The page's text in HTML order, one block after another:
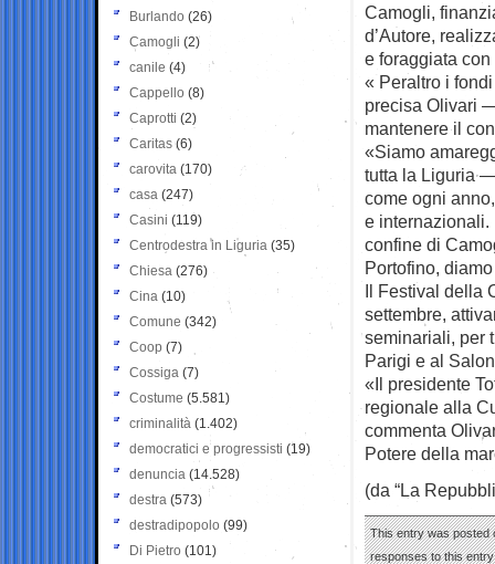
Camogli,
d’Autore,
e foraggiata
« Peraltro i
precisa Olivari
mantenere il
«Siamo
tutta la Liguria
come ogni
e internazionali.
confine di
Portofino,
Il Festival della
settembre,
seminariali, per
Parigi e al
«Il presidente
regionale alla
commenta
Potere della
(da “La
This entry was posted
responses to this
Burlando (26)
Camogli (2)
canile (4)
Cappello (8)
Caprotti (2)
Caritas (6)
carovita (170)
casa (247)
Casini (119)
Centrodestra in Liguria (35)
Chiesa (276)
Cina (10)
Comune (342)
Coop (7)
Cossiga (7)
Costume (5.581)
criminalità (1.402)
democratici e progressisti (19)
denuncia (14.528)
destra (573)
destradipopolo (99)
Di Pietro (101)